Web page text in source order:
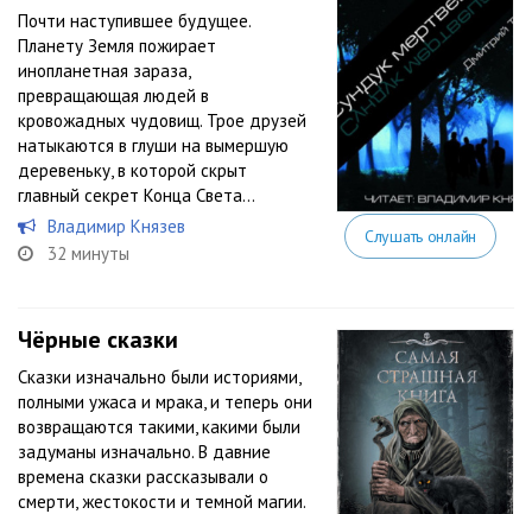
Почти наступившее будущее.
Планету Земля пожирает
инопланетная зараза,
превращающая людей в
кровожадных чудовищ. Трое друзей
натыкаются в глуши на вымершую
деревеньку, в которой скрыт
главный секрет Конца Света…
Владимир Князев
32 минуты
Слушать онлайн
Чёрные сказки
Сказки изначально были историями,
полными ужаса и мрака, и теперь они
возвращаются такими, какими были
задуманы изначально. В давние
времена сказки рассказывали о
смерти, жестокости и темной магии.